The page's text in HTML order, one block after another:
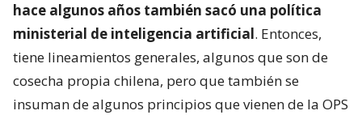
hace algunos años también sacó una política
ministerial de inteligencia artificial. Entonces,
tiene lineamientos generales, algunos que son de
cosecha propia chilena, pero que también se
insuman de algunos principios que vienen de la OPS